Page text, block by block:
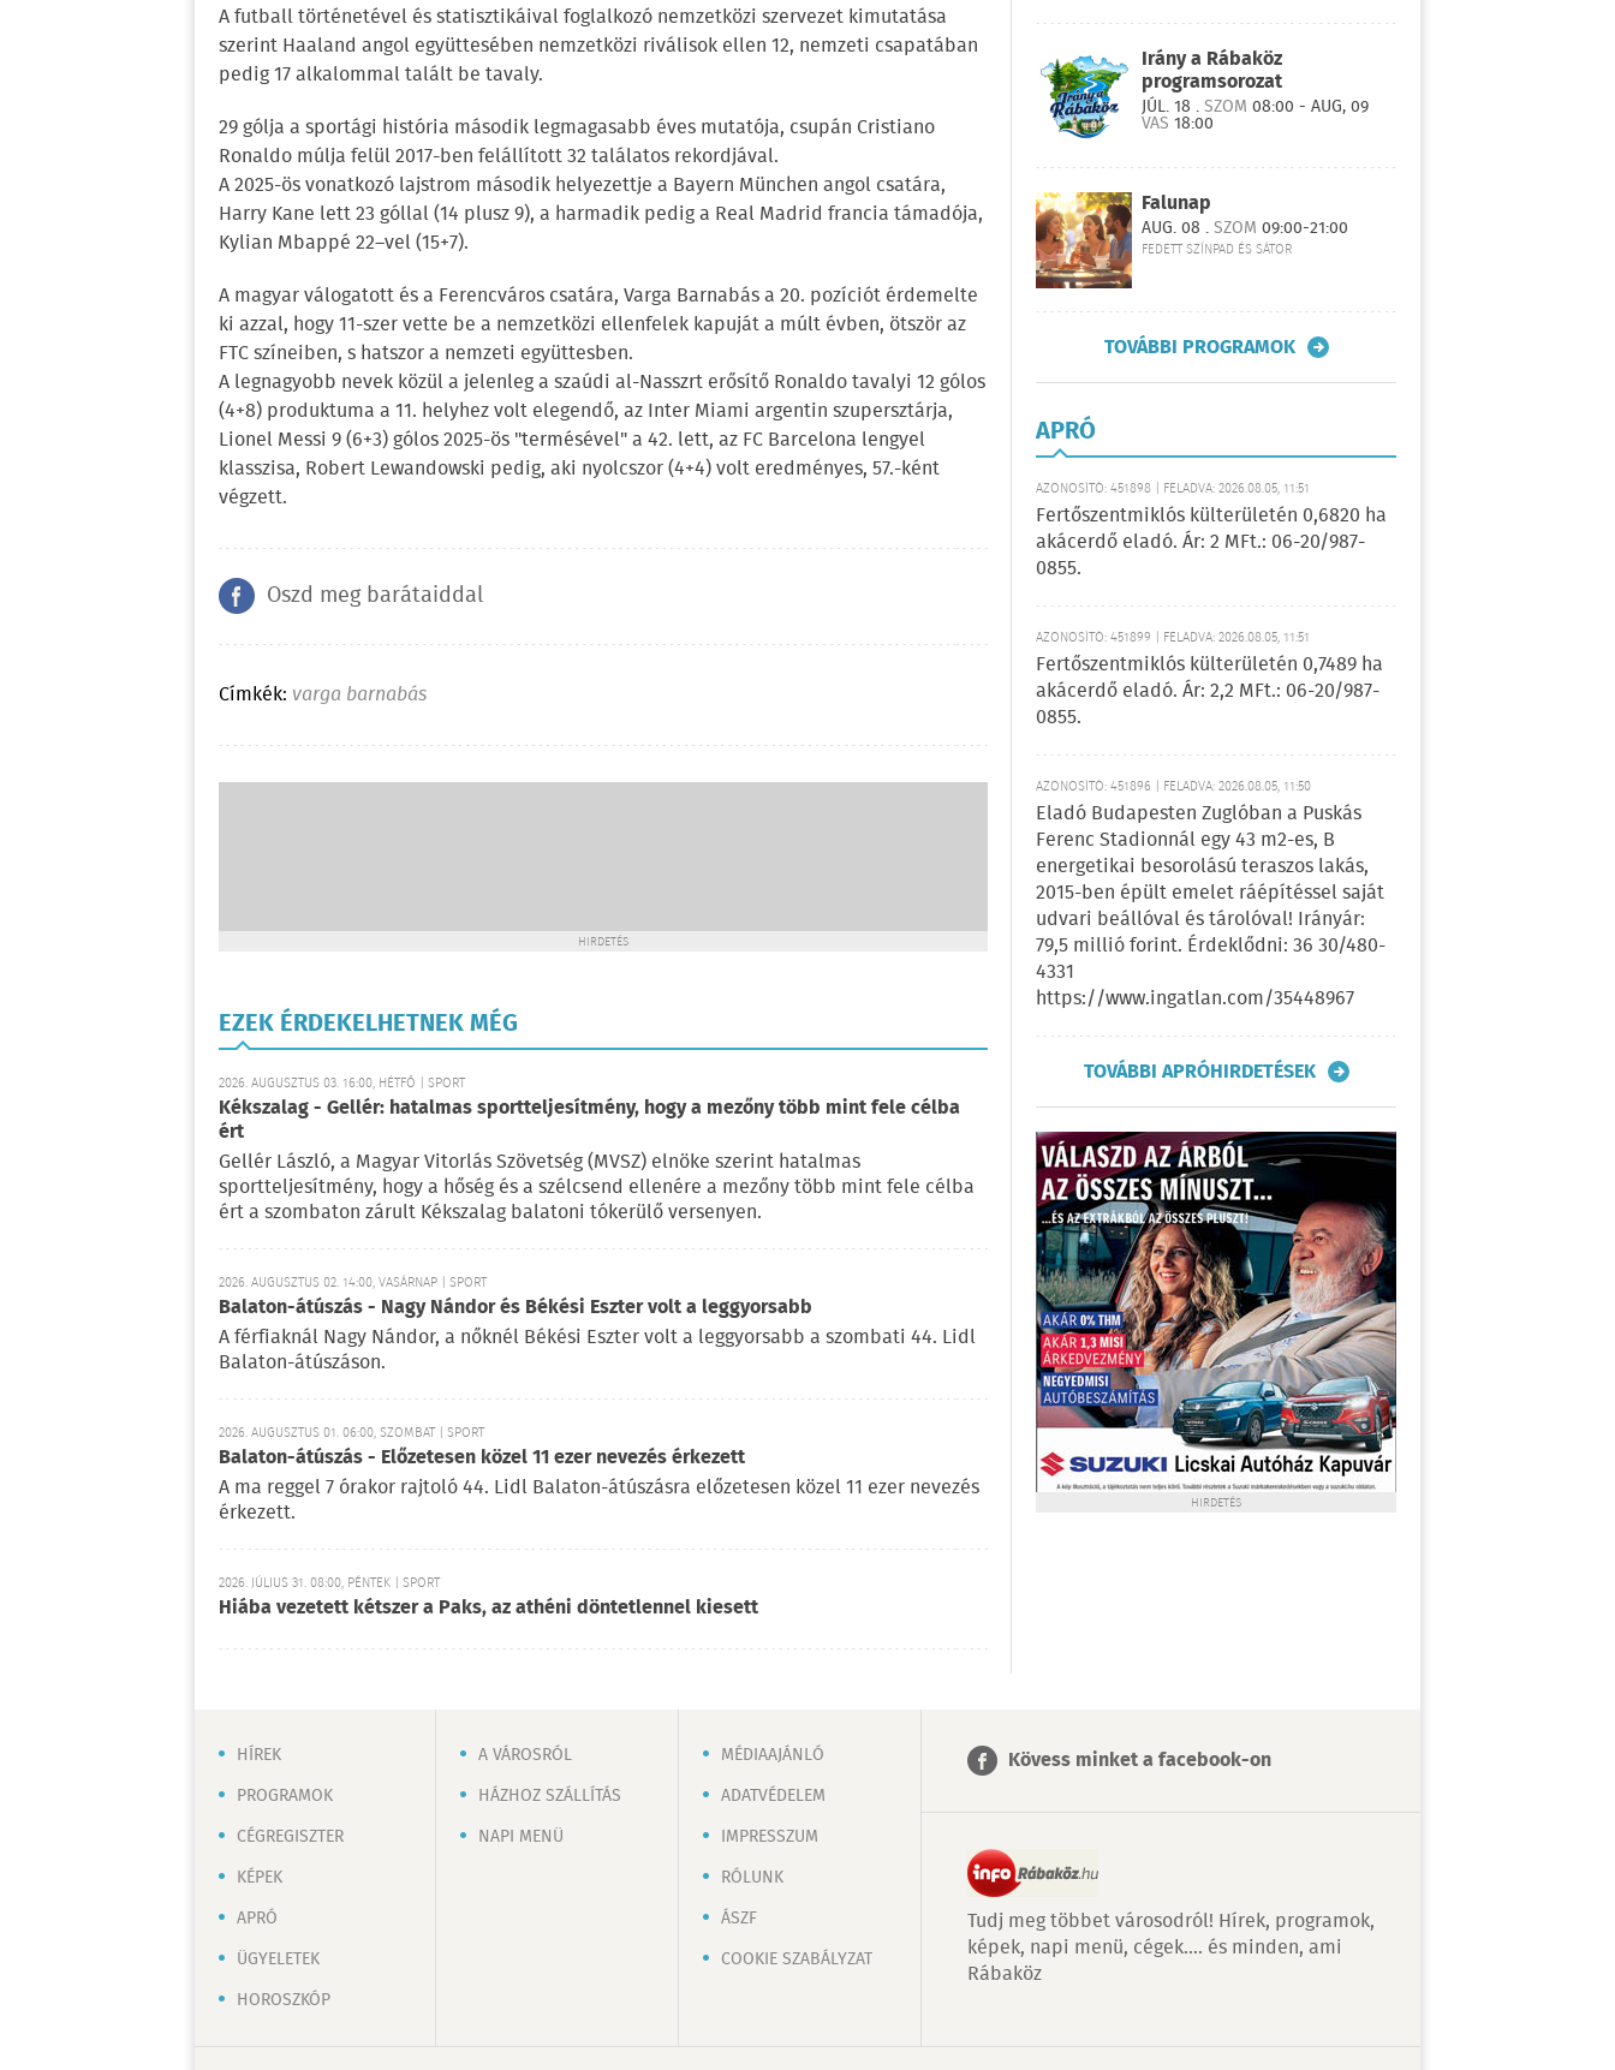
A futball történetével és statisztikáival foglalkozó nemzetközi szervezet kimutatása
szerint Haaland angol együttesében nemzetközi riválisok ellen 12, nemzeti csapatában
pedig 17 alkalommal talált be tavaly.
29 gólja a sportági história második legmagasabb éves mutatója, csupán Cristiano
Ronaldo múlja felül 2017-ben felállított 32 találatos rekordjával.
A 2025-ös vonatkozó lajstrom második helyezettje a Bayern München angol csatára,
Harry Kane lett 23 góllal (14 plusz 9), a harmadik pedig a Real Madrid francia támadója,
Kylian Mbappé 22–vel (15+7).
A magyar válogatott és a Ferencváros csatára, Varga Barnabás a 20. pozíciót érdemelte
ki azzal, hogy 11-szer vette be a nemzetközi ellenfelek kapuját a múlt évben, ötször az
FTC színeiben, s hatszor a nemzeti együttesben.
A legnagyobb nevek közül a jelenleg a szaúdi al-Nasszrt erősítő Ronaldo tavalyi 12 gólos
(4+8) produktuma a 11. helyhez volt elegendő, az Inter Miami argentin szupersztárja,
Lionel Messi 9 (6+3) gólos 2025-ös "termésével" a 42. lett, az FC Barcelona lengyel
klasszisa, Robert Lewandowski pedig, aki nyolcszor (4+4) volt eredményes, 57.-ként
végzett.
Oszd meg barátaiddal
Címkék: varga barnabás
HIRDETÉS
EZEK ÉRDEKELHETNEK MÉG
2026. AUGUSZTUS 03. 16:00, HÉTFŐ | SPORT
Kékszalag - Gellér: hatalmas sportteljesítmény, hogy a mezőny több mint fele célba
ért
Gellér László, a Magyar Vitorlás Szövetség (MVSZ) elnöke szerint hatalmas
sportteljesítmény, hogy a hőség és a szélcsend ellenére a mezőny több mint fele célba
ért a szombaton zárult Kékszalag balatoni tókerülő versenyen.
2026. AUGUSZTUS 02. 14:00, VASÁRNAP | SPORT
Balaton-átúszás - Nagy Nándor és Békési Eszter volt a leggyorsabb
A férfiaknál Nagy Nándor, a nőknél Békési Eszter volt a leggyorsabb a szombati 44. Lidl
Balaton-átúszáson.
2026. AUGUSZTUS 01. 06:00, SZOMBAT | SPORT
Balaton-átúszás - Előzetesen közel 11 ezer nevezés érkezett
A ma reggel 7 órakor rajtoló 44. Lidl Balaton-átúszásra előzetesen közel 11 ezer nevezés
érkezett.
2026. JÚLIUS 31. 08:00, PÉNTEK | SPORT
Hiába vezetett kétszer a Paks, az athéni döntetlennel kiesett
Irány a Rábaköz
programsorozat
JÚL. 18 .SZOM 08:00 - AUG, 09
VAS 18:00
Falunap
AUG. 08 .SZOM 09:00-21:00
FEDETT SZÍNPAD ÉS SÁTOR
TOVÁBBI PROGRAMOK
APRÓ
AZONOSÍTÓ: 451898 | FELADVA: 2026.08.05, 11:51
Fertőszentmiklós külterületén 0,6820 ha
akácerdő eladó. Ár: 2 MFt.: 06-20/987-
0855.
AZONOSÍTÓ: 451899 | FELADVA: 2026.08.05, 11:51
Fertőszentmiklós külterületén 0,7489 ha
akácerdő eladó. Ár: 2,2 MFt.: 06-20/987-
0855.
AZONOSÍTÓ: 451896 | FELADVA: 2026.08.05, 11:50
Eladó Budapesten Zuglóban a Puskás
Ferenc Stadionnál egy 43 m2-es, B
energetikai besorolású teraszos lakás,
2015-ben épült emelet ráépítéssel saját
udvari beállóval és tárolóval! Irányár:
79,5 millió forint. Érdeklődni: 36 30/480-
4331
https://www.ingatlan.com/35448967
TOVÁBBI APRÓHIRDETÉSEK
HIRDETÉS
HÍREK
PROGRAMOK
CÉGREGISZTER
KÉPEK
APRÓ
ÜGYELETEK
HOROSZKÓP
A VÁROSRÓL
HÁZHOZ SZÁLLÍTÁS
NAPI MENÜ
MÉDIAAJÁNLÓ
ADATVÉDELEM
IMPRESSZUM
RÓLUNK
ÁSZF
COOKIE SZABÁLYZAT
Kövess minket a facebook-on
Tudj meg többet városodról! Hírek, programok,
képek, napi menü, cégek…. és minden, ami
Rábaköz